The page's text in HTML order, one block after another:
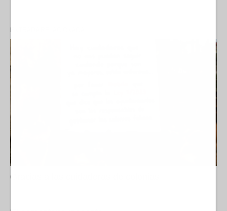
Gracias a las cuidadoras de colonias